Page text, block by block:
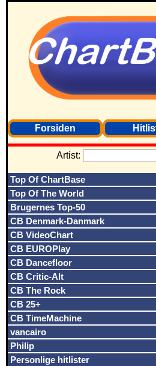
Forsiden
Artist:
Top Of ChartBase
Top Of The World
Brugernes Top-50
CB Denmark-Danmark
CB VideoChart
CB EUROPlay
CB Dancefloor
CB Critic-Alt
CB The Rock
CB 25+
CB TimeMachine
vancairo
Philip
Personlige hitlister